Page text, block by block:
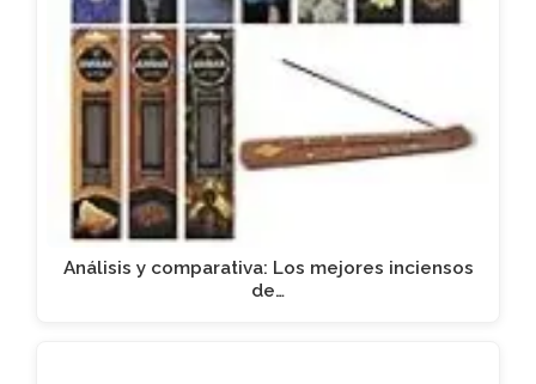
Análisis y comparativa: Los mejores inciensos
de…